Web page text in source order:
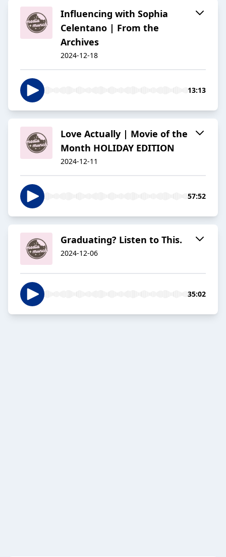
Influencing with Sophia
Celentano | From the
Archives
2024-12-18
13:13
Love Actually | Movie of the
Month HOLIDAY EDITION
2024-12-11
57:52
Graduating? Listen to This.
2024-12-06
35:02